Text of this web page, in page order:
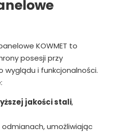
KOWMET to
posesji przy
i funkcjonalności.
jakości stali,
umożliwiając